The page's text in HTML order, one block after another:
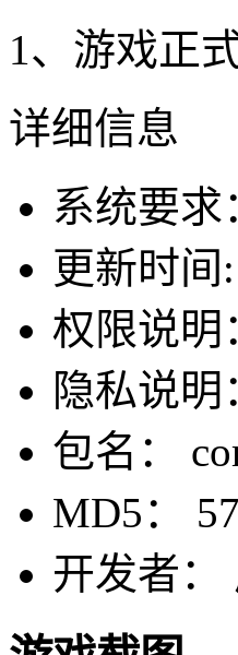
1、游戏正
详细信息
系统要求
更新时间
权限说明
隐私说明
包名：
MD5：
开发者：